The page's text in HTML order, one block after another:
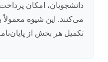
دانشجویان، امکان
می‌کنند. این شیوه
تکمیل هر بخش از